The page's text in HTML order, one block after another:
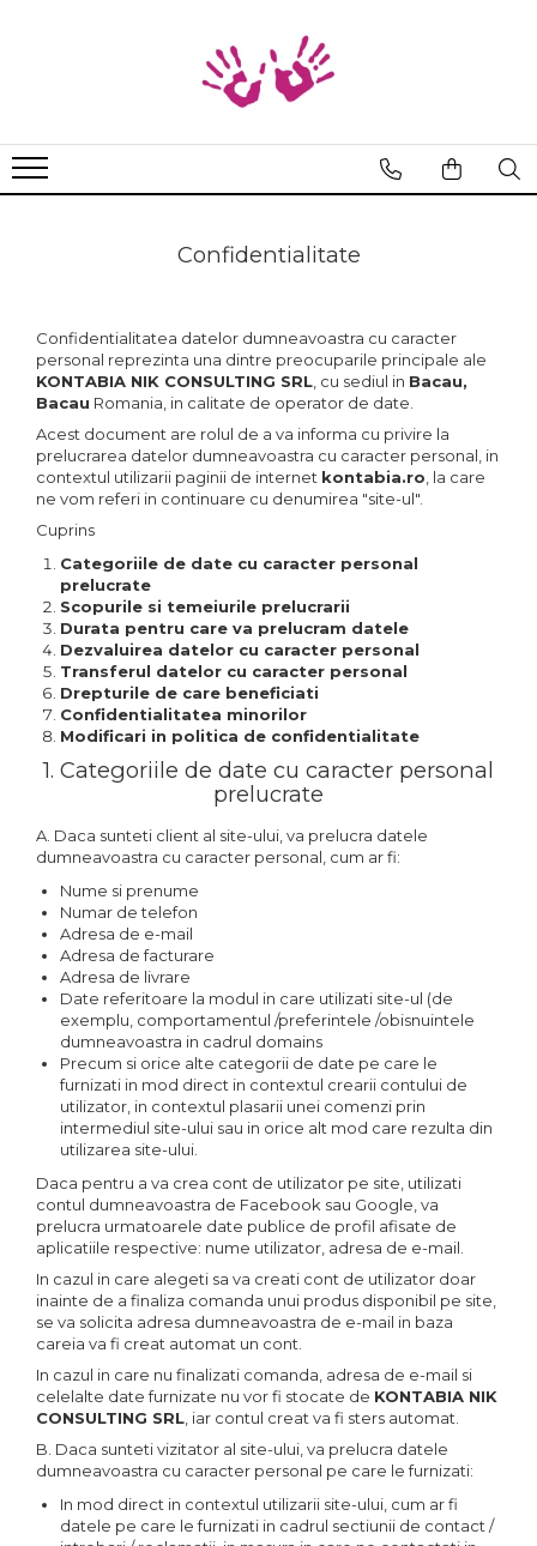
Cod Binar
Confidentialitate
Confidentialitatea datelor dumneavoastra cu caracter
personal reprezinta una dintre preocuparile principale ale
KONTABIA NIK CONSULTING SRL , cu sediul in Bacau,
Bacau Romania, in calitate de operator de date.
Acest document are rolul de a va informa cu privire la
prelucrarea datelor dumneavoastra cu caracter personal, in
contextul utilizarii paginii de internet kontabia.ro , la care
ne vom referi in continuare cu denumirea "site-ul".
Cuprins
Categoriile de date cu caracter personal
prelucrate
Scopurile si temeiurile prelucrarii
Durata pentru care va prelucram datele
Dezvaluirea datelor cu caracter personal
Transferul datelor cu caracter personal
Drepturile de care beneficiati
Confidentialitatea minorilor
Modificari in politica de confidentialitate
1. Categoriile de date cu caracter personal
prelucrate
A. Daca sunteti client al site-ului, va prelucra datele
dumneavoastra cu caracter personal, cum ar fi:
Nume si prenume
Numar de telefon
Adresa de e-mail
Adresa de facturare
Adresa de livrare
Date referitoare la modul in care utilizati site-ul (de
exemplu, comportamentul /preferintele /obisnuintele
dumneavoastra in cadrul domains
Precum si orice alte categorii de date pe care le
furnizati in mod direct in contextul crearii contului de
utilizator, in contextul plasarii unei comenzi prin
intermediul site-ului sau in orice alt mod care rezulta din
utilizarea site-ului.
Daca pentru a va crea cont de utilizator pe site, utilizati
contul dumneavoastra de Facebook sau Google, va
prelucra urmatoarele date publice de profil afisate de
aplicatiile respective: nume utilizator, adresa de e-mail.
In cazul in care alegeti sa va creati cont de utilizator doar
inainte de a finaliza comanda unui produs disponibil pe site,
se va solicita adresa dumneavoastra de e-mail in baza
careia va fi creat automat un cont.
In cazul in care nu finalizati comanda, adresa de e-mail si
celelalte date furnizate nu vor fi stocate de KONTABIA NIK
CONSULTING SRL , iar contul creat va fi sters automat.
B. Daca sunteti vizitator al site-ului, va prelucra datele
dumneavoastra cu caracter personal pe care le furnizati:
In mod direct in contextul utilizarii site-ului, cum ar fi
datele pe care le furnizati in cadrul sectiunii de contact /